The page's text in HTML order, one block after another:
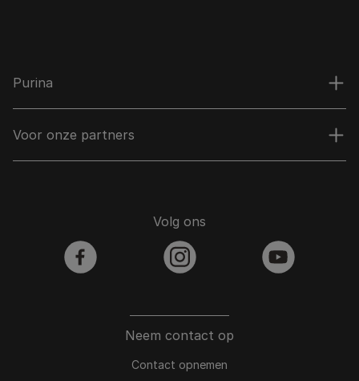
Purina
Voor onze partners
Neem contact op
Contact opnemen
Volg ons
facebook instagram youtube